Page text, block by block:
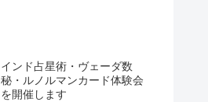
インド占星術・ヴェーダ数
秘・ルノルマンカード体験会
を開催します